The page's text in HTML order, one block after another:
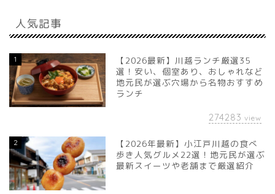
人気記事
1
【2026最新】川越ランチ厳選35
選！安い、個室あり、おしゃれなど
地元民が選ぶ穴場から名物おすすめ
ランチ
274283 view
2
【2026年最新】小江戸川越の食べ
歩き人気グルメ22選！地元民が選ぶ
最新スイーツや老舗まで厳選紹介